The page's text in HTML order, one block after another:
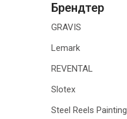
Брендтер
GRAVIS
Lemark
REVENTAL
Slotex
Steel Reels Painting